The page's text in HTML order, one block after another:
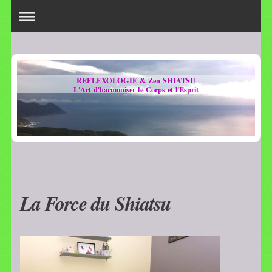
REFLEXOLOGIE & Zen SHIATSU
L'Art d'harmoniser le Corps et l'Esprit
La Force du Shiatsu